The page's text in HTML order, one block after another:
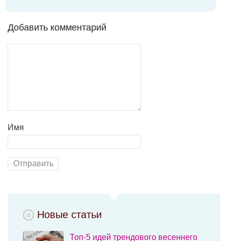
Добавить комментарий
Имя
Новые статьи
Топ-5 идей трендового весеннего